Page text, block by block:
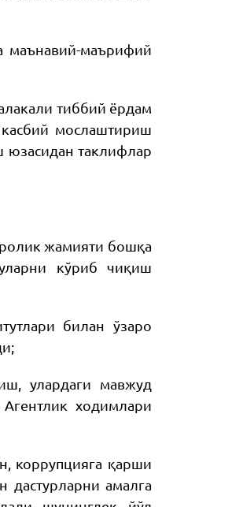
маънавий-маърифий
тиббий ёрдам
мослаштириш
юзасидан таклифлар
жамияти бошқа
кўриб чиқиш
билан ўзаро
улардаги мавжуд
ходимлари
коррупцияга қарши
амалга